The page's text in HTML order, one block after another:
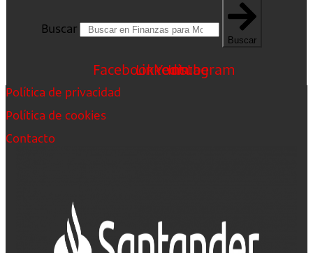
Buscar
Buscar
FacebookLinkedin
Youtube
Instagram
Política de privacidad
Política de cookies
Contacto